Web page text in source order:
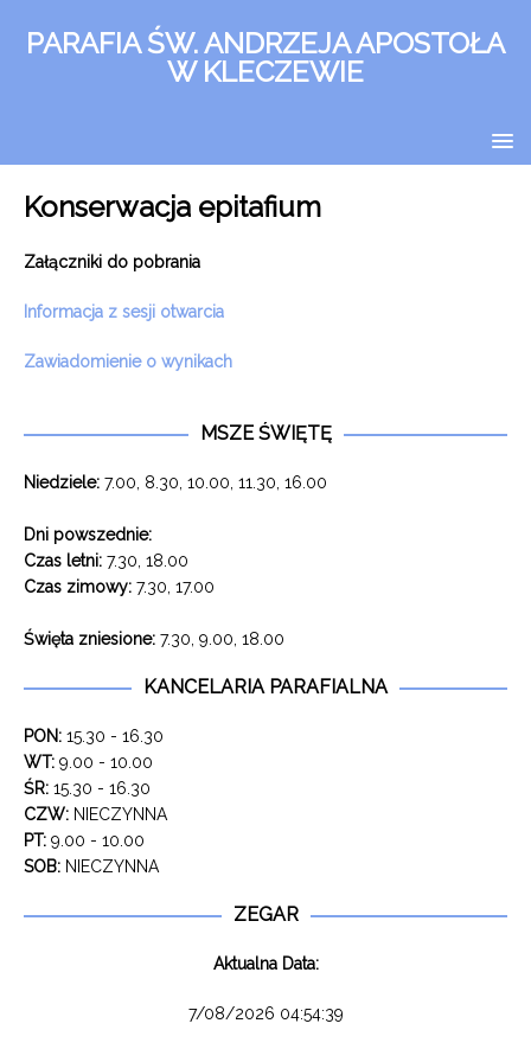
PARAFIA ŚW. ANDRZEJA APOSTOŁA
W KLECZEWIE
Konserwacja epitafium
Załączniki do pobrania
Informacja z sesji otwarcia
Zawiadomienie o wynikach
MSZE ŚWIĘTĘ
Niedziele: 7.00, 8.30, 10.00, 11.30, 16.00
Dni powszednie:
Czas letni: 7.30, 18.00
Czas zimowy: 7.30, 17.00
Święta zniesione: 7.30, 9.00, 18.00
KANCELARIA PARAFIALNA
PON: 15.30 - 16.30
WT: 9.00 - 10.00
ŚR: 15.30 - 16.30
CZW: NIECZYNNA
PT: 9.00 - 10.00
SOB: NIECZYNNA
ZEGAR
Aktualna Data:
7/08/2026 04:54:39